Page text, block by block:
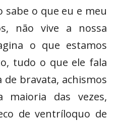
sabe o que eu e meu
não vive a nossa
o que estamos
tudo o que ele fala
bravata, achismos
maioria das vezes,
de ventríloquo de